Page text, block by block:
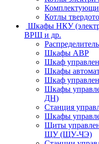
Котлы
Шкафы НКУ
ВРЩ и др.
Шкафы АВР
Шкаф
Шкафы
Шкаф
Шкафы
ДН)
Станция
Шкафы
Щиты
ЩУ (ЩУ-ЧЭ)